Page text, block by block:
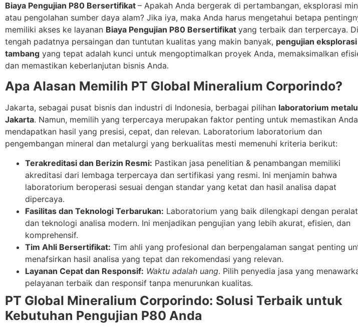
Biaya Pengujian P80 Bersertifikat – Apakah Anda bergerak di pertambangan, eksplorasi
atau pengolahan sumber daya alam? Jika iya, maka Anda harus mengetahui betapa
memiliki akses ke layanan Biaya Pengujian P80 Bersertifikat yang terbaik dan terpercaya. Di
tengah padatnya persaingan dan tuntutan kualitas yang makin banyak, pengujian eksplorasi
tambang yang tepat adalah kunci untuk mengoptimalkan proyek Anda, memaksimalkan
dan memastikan keberlanjutan bisnis Anda.
Apa Alasan Memilih PT Global Mineralium Corporindo?
Jakarta, sebagai pusat bisnis dan industri di Indonesia, berbagai pilihan laboratorium
Jakarta. Namun, memilih yang terpercaya merupakan faktor penting untuk memastikan Anda
mendapatkan hasil yang presisi, cepat, dan relevan. Laboratorium laboratorium dan
pengembangan mineral dan metalurgi yang berkualitas mesti memenuhi kriteria berikut:
Terakreditasi dan Berizin Resmi: Pastikan jasa penelitian & penambangan memiliki
akreditasi dari lembaga terpercaya dan sertifikasi yang resmi. Ini menjamin bahwa
laboratorium beroperasi sesuai dengan standar yang ketat dan hasil analisa dapat
dipercaya.
Fasilitas dan Teknologi Terbarukan: Laboratorium yang baik dilengkapi dengan
dan teknologi analisa modern. Ini menjadikan pengujian yang lebih akurat, efisien, dan
komprehensif.
Tim Ahli Bersertifikat: Tim ahli yang profesional dan berpengalaman sangat penting
menafsirkan hasil analisa yang tepat dan rekomendasi yang relevan.
Layanan Cepat dan Responsif: Waktu adalah uang. Pilih penyedia jasa yang
pelayanan terbaik dan responsif tanpa menurunkan kualitas.
PT Global Mineralium Corporindo: Solusi Terbaik untuk
Kebutuhan Pengujian P80 Anda